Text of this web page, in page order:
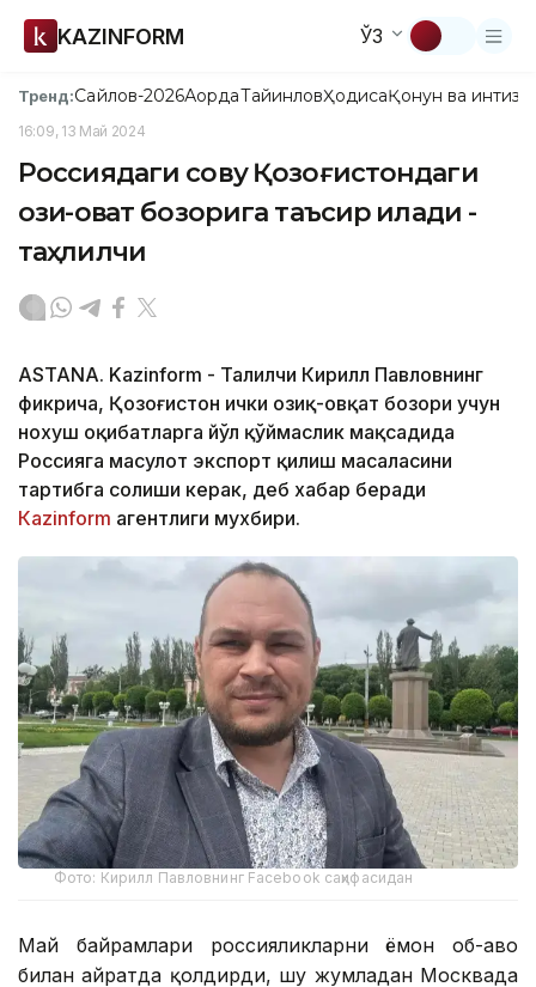
KAZINFORM ЎЗ
Тренд:Сайлов-2026АқордаТайинловҲодисаҚонун ва
16:09, 13 Май 2024
Россиядаги совуқ Қозоғистондаги
озиқ-овқат бозорига таъсир қилади -
таҳлилчи
ASTANA. Kazinform - Таҳлилчи Кирилл Павловнинг
фикрича, Қозоғистон ички озиқ-овқат бозори учун
нохуш оқибатларга йўл қўймаслик мақсадида
Россияга маҳсулот экспорт қилиш масаласини
тартибга солиши керак, деб хабар беради
Каzinform агентлиги мухбири.
Фото: Кирилл Павловнинг Facebook саҳифасидан
Май байрамлари россияликларни ёмон об-ҳаво
билан ҳайратда қолдирди, шу жумладан Москвада